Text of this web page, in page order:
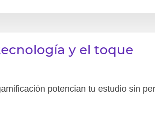
y el toque
potencian tu estudio sin